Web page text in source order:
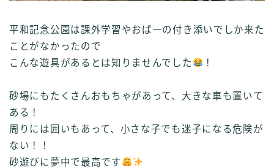
平和記念公園は課外学習やおばーの付き添いでしか来た
ことがなかったので
こんな遊具があるとは知りませんでした
！
砂場にもたくさんおもちゃがあって、大きな車も置いて
ある！
周りには囲いもあって、小さな子でも迷子になる危険が
ない！！
砂遊びに夢中で最高です